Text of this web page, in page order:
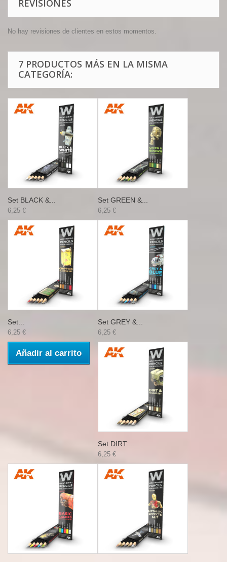
REVISIONES
No hay revisiones de clientes en estos momentos.
7 PRODUCTOS MÁS EN LA MISMA
CATEGORÍA:
Set BLACK &...
6,25 €
Set GREEN &...
6,25 €
Set...
6,25 €
Añadir al carrito
Set GREY &...
6,25 €
Set DIRT:...
6,25 €